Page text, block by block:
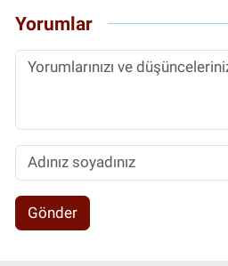
Yorumlar
Gönder